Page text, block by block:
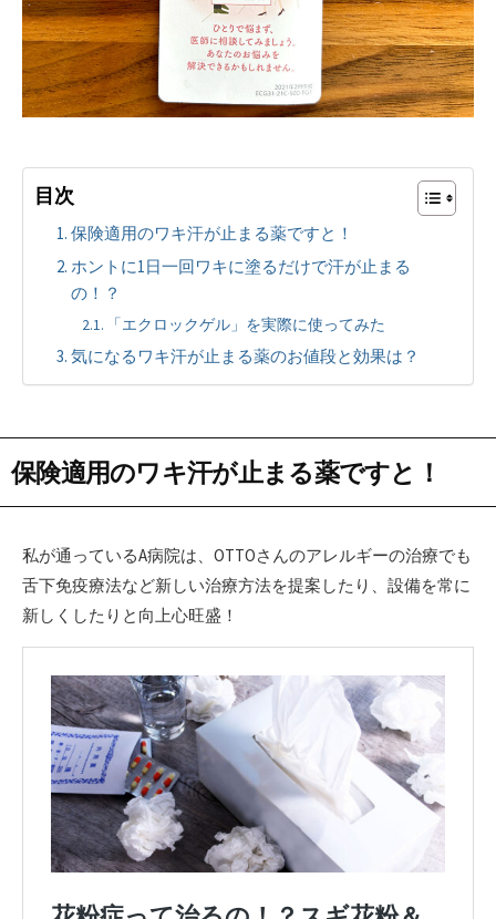
目次
保険適用のワキ汗が止まる薬ですと！
ホントに1日一回ワキに塗るだけで汗が止まる
の！？
「エクロックゲル」を実際に使ってみた
気になるワキ汗が止まる薬のお値段と効果は？
保険適用のワキ汗が止まる薬ですと！
私が通っているA病院は、OTTOさんのアレルギーの治療でも
舌下免疫療法など新しい治療方法を提案したり、設備を常に
新しくしたりと向上心旺盛！